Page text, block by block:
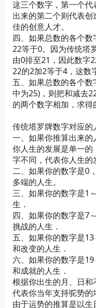
这三个数字，第一个
出来的第二个则代表
佳的创意人才。
四、如果总数的各个
22等于0。因为传统塔
由0排至21，因此数字
22的2加2等于4，这数
五、如果总数的各个
中为25)，则把和减去
的两个数字相加，求得
传统塔罗牌数字对应的
一、如果你推算出来
你人生的发展是单一
字不同，代表你人生的
二、如果你的数字是0
多端的人生。
三、如果你的数字是1
生．
四、如果你的数字是7
挑战的人生．
五、如果你的数字是
和改变的人生．
六、如果你的数字是
和成就的人生．
根据你出生的月、日
代表你当年支持驼势的
由于运势的推算是以